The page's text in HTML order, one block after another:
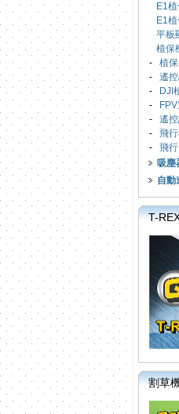
E1
E1
平板
植保
- 植
- 遙
-
DJI
-
- 遙
- 飛
- 飛
吸塵
自動
T-
割草